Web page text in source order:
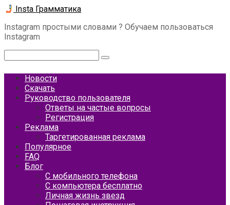
Перейти
контенту
Insta Грамматика
Instagram простыми словами ? Обучаем пользоваться
Instagram
Новости
Скачать
Руководство пользователя
Ответы на частые вопросы
Регистрация
Реклама
Таргетированная реклама
Популярное
FAQ
Блог
С мобильного телефона
С компьютера бесплатно
Личная жизнь звезд